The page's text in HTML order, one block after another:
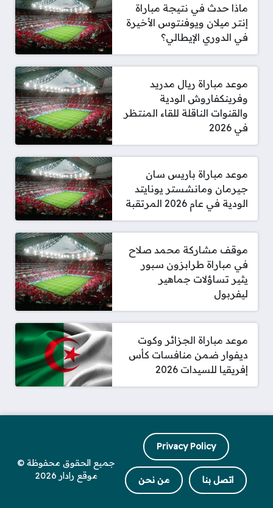
ماذا حدث في نتيجة مباراة
إنتر ميلان ويوفنتوس الأخيرة
في الدوري الإيطالي؟
موعد مباراة ريال مدريد
وفرينكفاروش الودية
والقنوات الناقلة للقاء المنتظر
في 2026
موعد مباراة باريس سان
جيرمان ومانشستر يونايتد
الودية في عام 2026 المرتقبة
موقف مشاركة محمد صلاح
في مباراة طرابزون سبور
يثير تساؤلات جماهير
ليفربول
موعد مباراة الجزائر وكوت
ديفوار ضمن منافسات كأس
إفريقيا للسيدات 2026
Privacy Policy
اتصل بنا من نحن
جميع الحقوق محفوظة ©
موقع رادار 2026